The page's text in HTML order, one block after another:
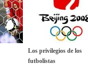
Los privilegios de los
futbolistas